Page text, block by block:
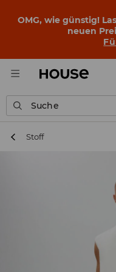
OMG, wie günstig!
neuen
Suche
Stoff